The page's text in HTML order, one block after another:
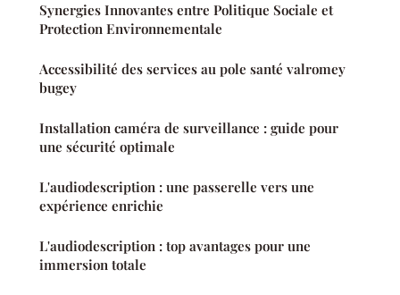
Synergies Innovantes entre Politique Sociale et
Protection Environnementale
Accessibilité des services au pole santé valromey
bugey
Installation caméra de surveillance : guide pour
une sécurité optimale
L'audiodescription : une passerelle vers une
expérience enrichie
L'audiodescription : top avantages pour une
immersion totale